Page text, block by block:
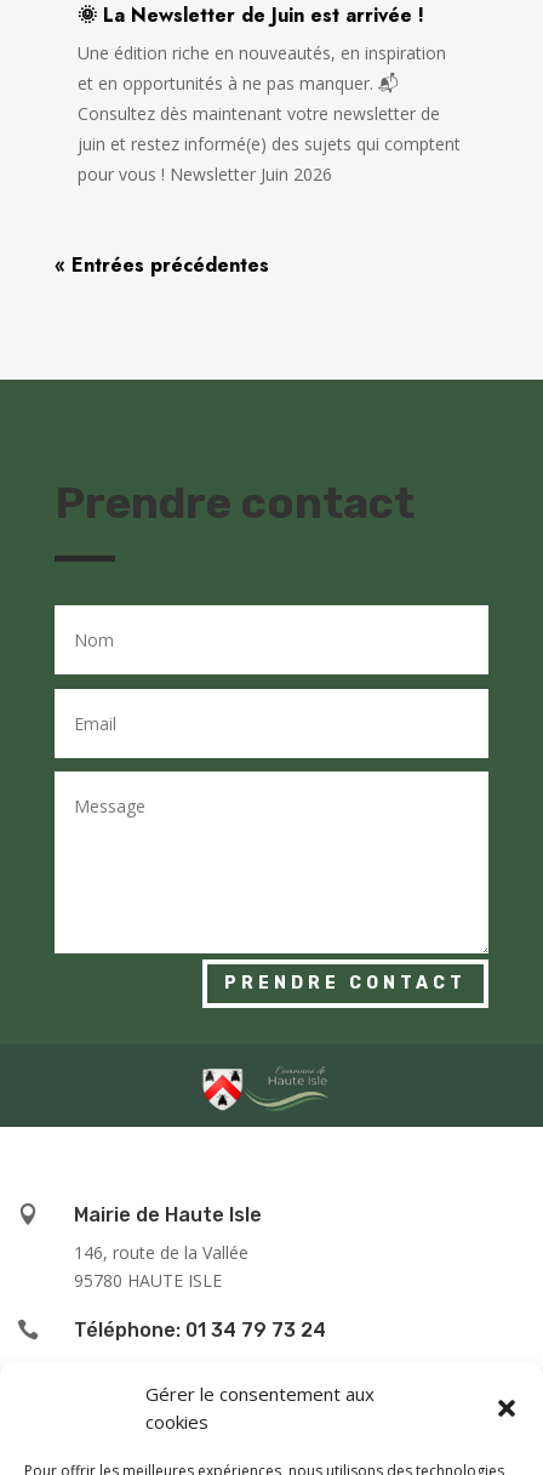
Gérer le consentement aux
cookies
Pour offrir les meilleures expériences, nous utilisons des technologies
🌞 La Newsletter de Juin est arrivée !
Une édition riche en nouveautés, en inspiration
et en opportunités à ne pas manquer. 📬
Consultez dès maintenant votre newsletter de
juin et restez informé(e) des sujets qui comptent
pour vous ! Newsletter Juin 2026
« Entrées précédentes
Prendre contact
PRENDRE CONTACT

Mairie de Haute Isle
146, route de la Vallée
95780 HAUTE ISLE
 Téléphone: 01 34 79 73 24
L’accueil du public se fait :
le lundi de 9h00 à 12h00
le jeudi de 13h00 à 16h00